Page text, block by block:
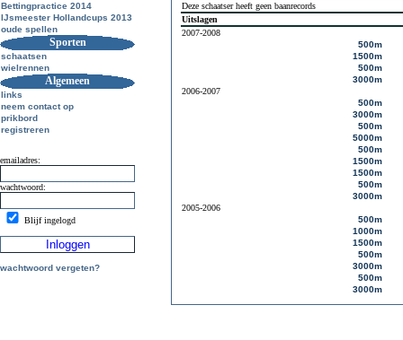
Bettingpractice 2014
IJsmeester Hollandcups 2013
oude spellen
Sporten
schaatsen
wielrennen
Algemeen
links
neem contact op
prikbord
registreren
emailadres:
wachtwoord:
Blijf ingelogd
wachtwoord vergeten?
Deze schaatser heeft geen baanrecords
Uitslagen
2007-2008
500m
1500m
500m
3000m
2006-2007
500m
3000m
500m
5000m
500m
1500m
1500m
500m
3000m
2005-2006
500m
1000m
1500m
500m
3000m
500m
3000m